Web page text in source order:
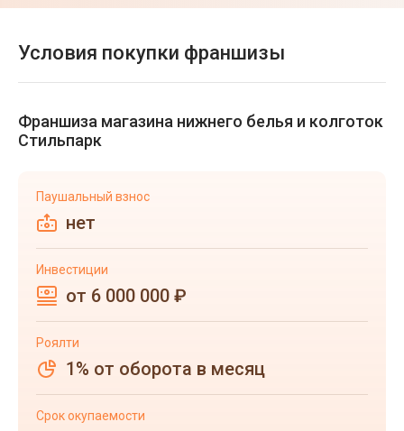
Условия покупки франшизы
Франшиза магазина нижнего белья и колготок
Стильпарк
Паушальный взнос
нет
Инвестиции
от 6 000 000 ₽
Роялти
1% от оборота в месяц
Срок окупаемости